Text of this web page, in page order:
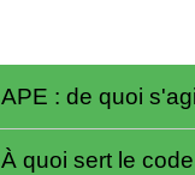
APE : de quoi
À quoi sert le